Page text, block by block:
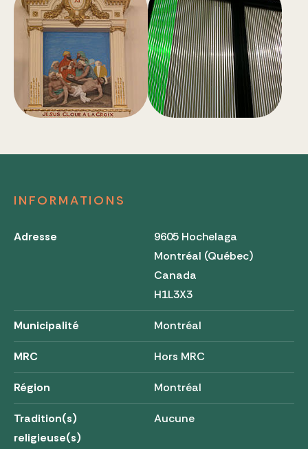
INFORMATIONS
Adresse
9605 Hochelaga
Montréal (Québec)
Canada
H1L3X3
Municipalité Montréal
MRC Hors MRC
Région Montréal
Tradition(s)
religieuse(s)
Aucune